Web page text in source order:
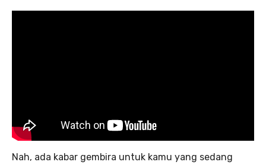
Nah, ada kabar gembira untuk kamu yang sedang